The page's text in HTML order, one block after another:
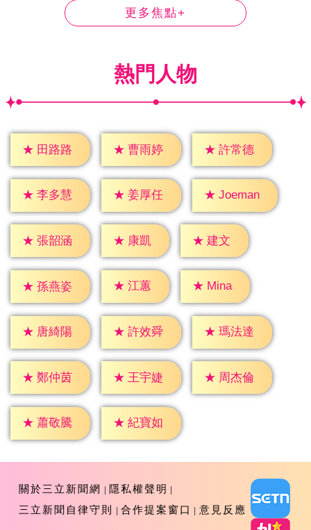
更多焦點+
熱門人物
★ 田路路 ★ 曹雨婷 ★ 許常德
★ 李多慧 ★ 姜厚任 ★ Joeman
★ 張韶涵 ★ 康凱 ★ 建文
★ 孫燕姿 ★ 江蕙 ★ Mina
★ 唐綺陽 ★ 許效舜 ★ 瑪法達
★ 鄭仲茵 ★ 王宇婕 ★ 周杰倫
★ 蕭敬騰 ★ 紀寶如
關於三立新聞網
隱私權聲明
三立新聞自律守則
合作提案窗口 意見反應